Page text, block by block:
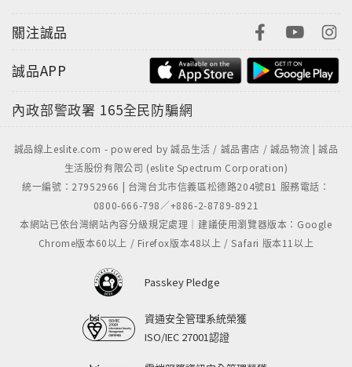
關注誠品
誠品APP
內政部警政署 165全民防騙網
誠品線上eslite.com - powered by 誠品生活 / 誠品書店 / 誠品物流 | 誠品
生活股份有限公司 (eslite Spectrum Corporation)
統一編號：27952966 | 台灣台北市信義區松德路204號B1 服務電話：
0800-666-798／+886-2-8789-8921
本網站已依台灣網站內容分級規定處理｜建議使用瀏覽器版本：Google
Chrome版本60以上 / Firefox版本48以上 / Safari 版本11以上
Passkey Pledge
資通安全管理系統榮獲
ISO/IEC 27001認證